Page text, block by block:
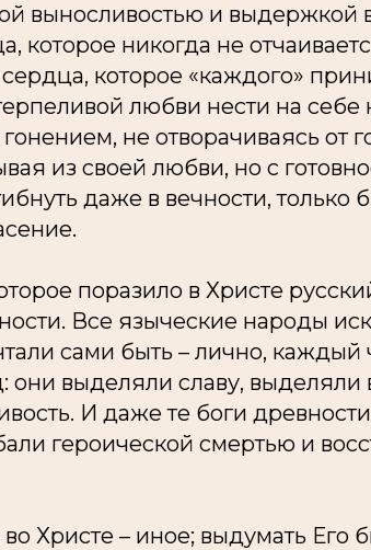
выносливостью и выдержкой
которое никогда не
которое «каждого»
любви нести на себе
не отворачиваясь от
из своей любви, но с
даже в вечности, только
поразило в Христе
Все языческие народы
сами быть – лично, каждый
они выделяли славу, выделяли
И даже те боги
героической смертью и
Христе – иное; выдумать Его